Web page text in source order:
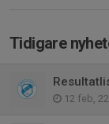
Tidigare
12 feb,